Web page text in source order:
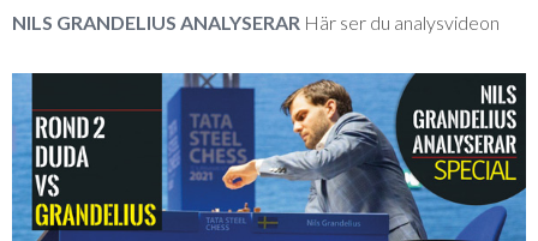
NILS GRANDELIUS ANALYSERAR Här ser du analysvideon